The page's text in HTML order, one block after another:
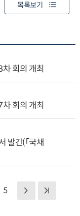
목록보기
차 회의 개최
차 회의 개최
발간(「국채
5